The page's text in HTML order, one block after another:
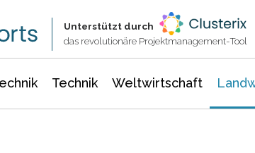
Unterstützt durch
das revolutionäre Projektmanagement-Tool
Technik Weltwirtschaft